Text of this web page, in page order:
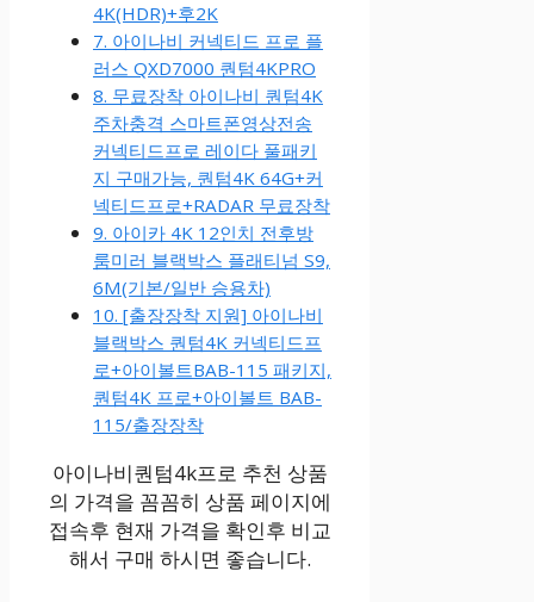
4K(HDR)+후2K
7. 아이나비 커넥티드 프로 플
러스 QXD7000 퀀텀4KPRO
8. 무료장착 아이나비 퀀텀4K
주차충격 스마트폰영상전송
커넥티드프로 레이다 풀패키
지 구매가능, 퀀텀4K 64G+커
넥티드프로+RADAR 무료장착
9. 아이카 4K 12인치 전후방
룸미러 블랙박스 플래티넘 S9,
6M(기본/일반 승용차)
10. [출장장착 지원] 아이나비
블랙박스 퀀텀4K 커넥티드프
로+아이볼트BAB-115 패키지,
퀀텀4K 프로+아이볼트 BAB-
115/출장장착
아이나비퀀텀4k프로 추천 상품
의 가격을 꼼꼼히 상품 페이지에
접속후 현재 가격을 확인후 비교
해서 구매 하시면 좋습니다.